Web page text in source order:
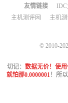
友情链接
主机测评网
主机
© 2010-
切记： 数据无价！使用
就怕那0.0000001！所